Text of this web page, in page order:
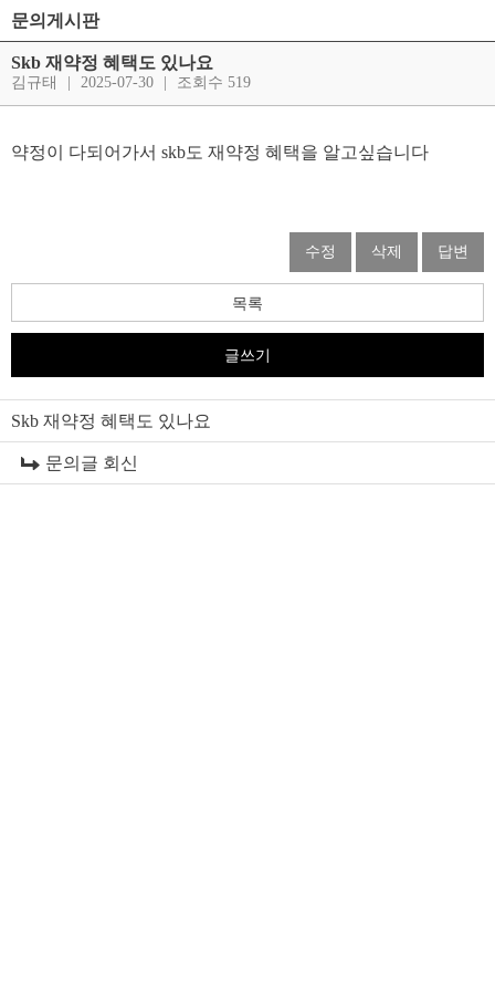
문의게시판
Skb 재약정 혜택도 있나요
김규태 2025-07-30 조회수 519
약정이 다되어가서 skb도 재약정 혜택을 알고싶습니다
수정 삭제 답변
목록
글쓰기
Skb 재약정 혜택도 있나요
문의글 회신